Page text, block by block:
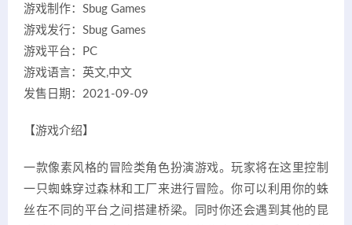
游戏制作：Sbug Games
游戏发行：Sbug Games
游戏平台：PC
游戏语言：英文,中文
发售日期：2021-09-09
【游戏介绍】
一款像素风格的冒险类角色扮演游戏。玩家将在这里控制
一只蜘蛛穿过森林和工厂来进行冒险。你可以利用你的蛛
丝在不同的平台之间搭建桥梁。同时你还会遇到其他的昆